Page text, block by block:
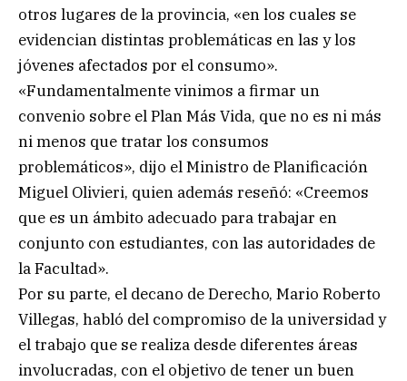
otros lugares de la provincia, «en los cuales se
evidencian distintas problemáticas en las y los
jóvenes afectados por el consumo».
«Fundamentalmente vinimos a firmar un
convenio sobre el Plan Más Vida, que no es ni más
ni menos que tratar los consumos
problemáticos», dijo el Ministro de Planificación
Miguel Olivieri, quien además reseñó: «Creemos
que es un ámbito adecuado para trabajar en
conjunto con estudiantes, con las autoridades de
la Facultad».
Por su parte, el decano de Derecho, Mario Roberto
Villegas, habló del compromiso de la universidad y
el trabajo que se realiza desde diferentes áreas
involucradas, con el objetivo de tener un buen